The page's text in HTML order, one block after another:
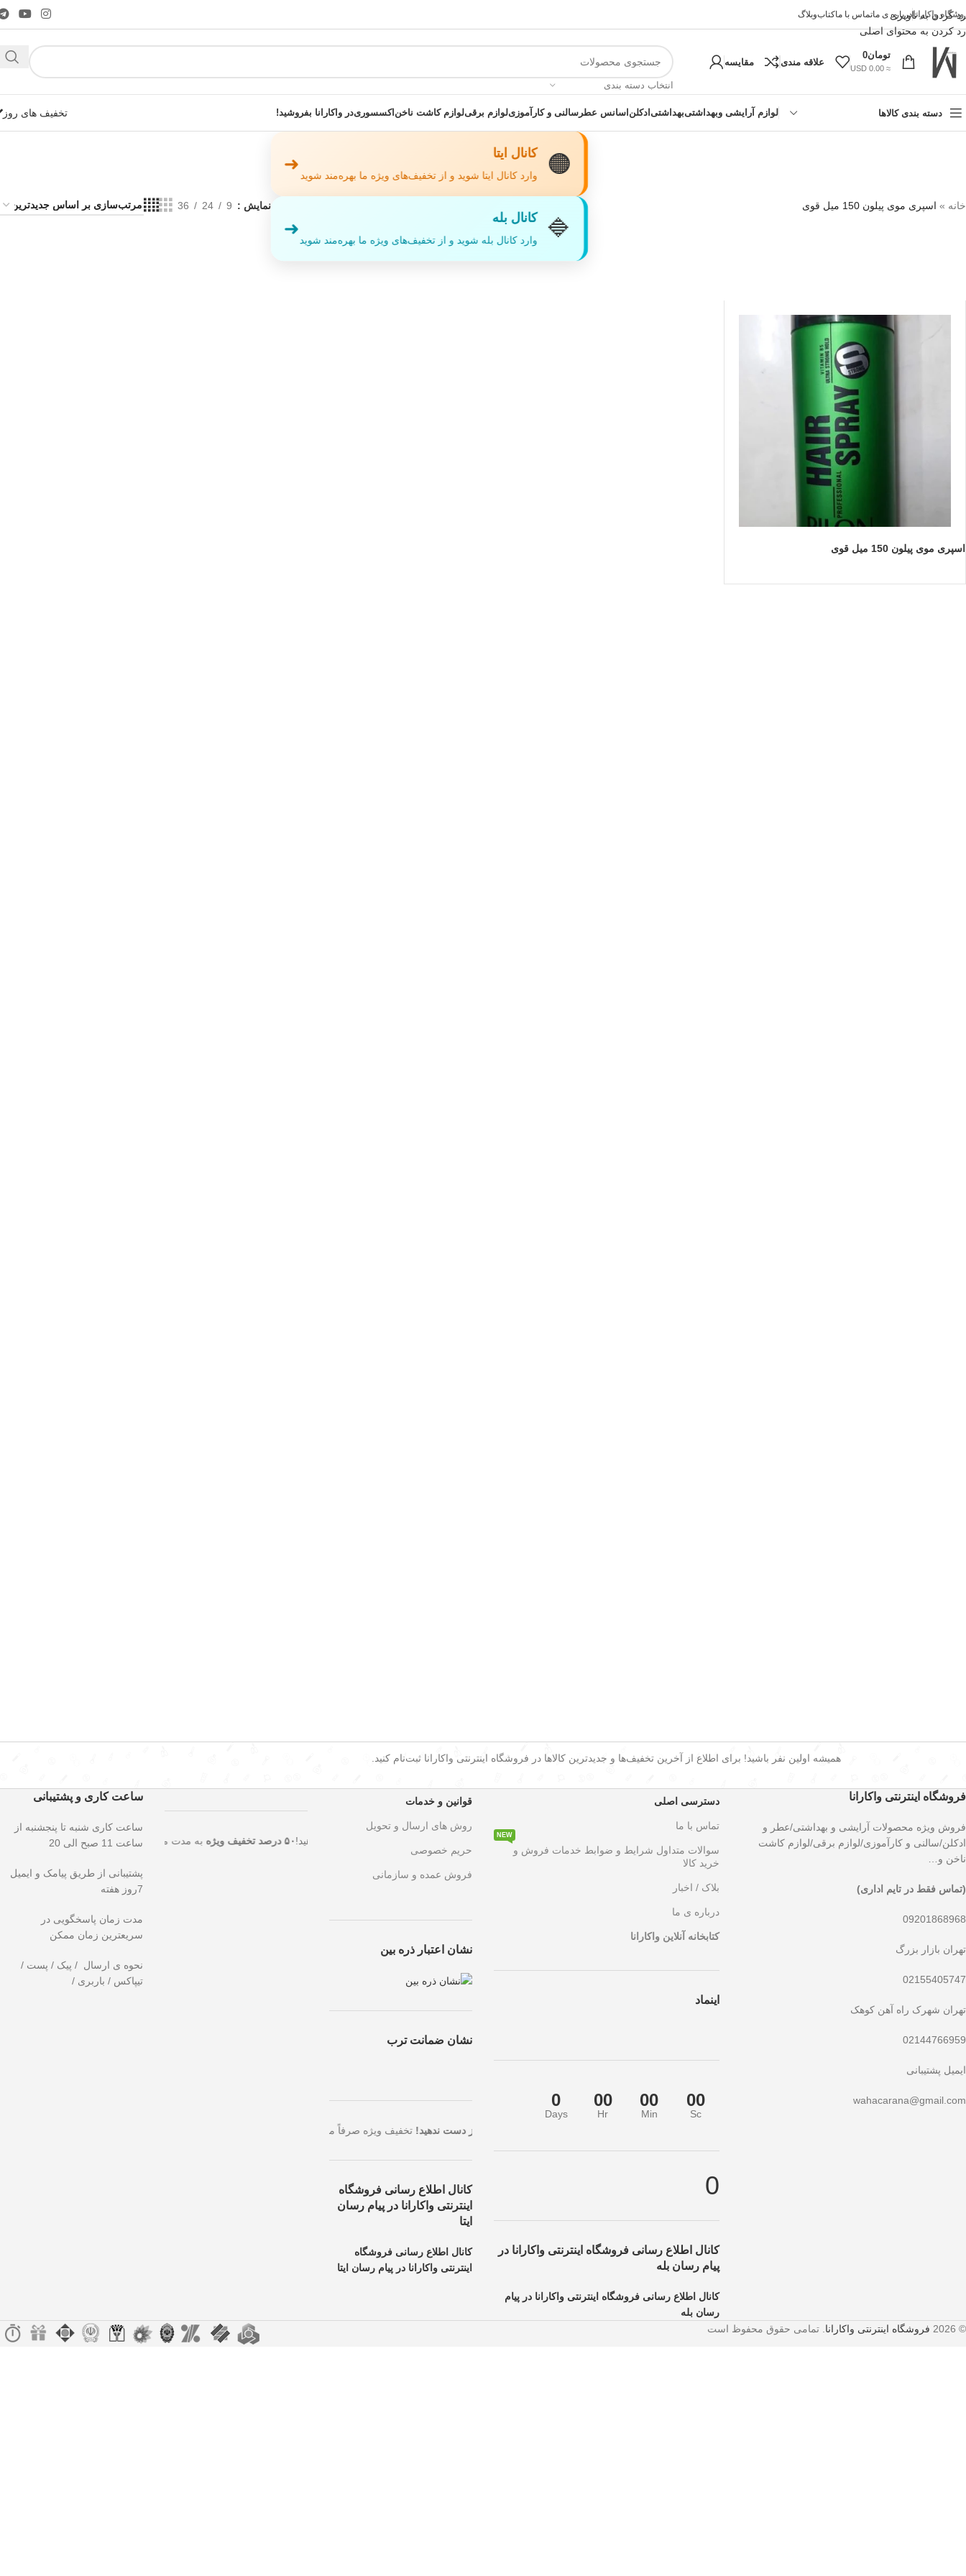
رد کردن به ناوبری
رد کردن به محتوای اصلی
!تجربه یک خرید عالی فرصت را از دست ندهید همین امروز از تخفیفات ویژه بهرمند شوید!
واکارانادرباره ی ماتماس با ماکتابوبلاگ
تومان0
≈ 0.00 USD
علاقه مندی مقایسه
انتخاب دسته بندی
دسته بندی کالاها لوازم آرایشی وبهداشتیبهداشتی ادکلن اسانس عطر سالنی و کارآموزیلوازم برقیلوازم کاشت ناخن اکسسوریدر واکارانا بفروشید! تخفیف های روز
خانه » اسپری موی پیلون 150 میل قوی
🟠 کانال ایتا
وارد کانال ایتا شوید و از تخفیف‌های ویژه ما بهره‌مند شوید
➜
🔷 کانال بله
وارد کانال بله شوید و از تخفیف‌های ویژه ما بهره‌مند شوید
➜
نمایش 9
24
36
اسپری موی پیلون 150 میل قوی
همیشه اولین نفر باشید! برای اطلاع از آخرین تخفیف‌ها و جدیدترین کالاها در فروشگاه اینترنتی واکارانا ثبت‌نام کنید.
فروشگاه اینترنتی واکارانا
فروش ویژه محصولات آرایشی و بهداشتی/عطر و
ادکلن/سالنی و کارآموزی/لوازم برقی/لوازم کاشت
ناخن و…
(تماس فقط در تایم اداری)
09201868968
تهران بازار بزرگ
02155405747
تهران شهرک راه آهن کوهک
02144766959
ایمیل پشتیبانی
wahacarana@gmail.com
دسترسی اصلی
تماس با ما
سوالات متداول شرایط و ضوابط خدمات فروش و
خرید کالا
NEW
بلاک / اخبار
درباره ی ما
کتابخانه آنلاین واکارانا
اینماد
0
Days
00
Hr
00
Min
00
Sc
0
کانال اطلاع رسانی فروشگاه اینترنتی واکارانا در
پیام رسان بله
کانال اطلاع رسانی فروشگاه اینترنتی واکارانا در پیام
رسان بله
قوانین و خدمات
روش های ارسال و تحویل
حریم خصوصی
فروش عمده و سازمانی
نشان اعتبار ذره بین
نشان ضمانت ترب
فرصت طلایی را از دست ندهید!تخفیف ویژه صرفاً مختص خریدهای امروز است. برای دریافت بهترین قیمت با بالاترین تخفیف، همین حالا سفارش خود را ثبت کنید.
کانال اطلاع رسانی فروشگاه
اینترنتی واکارانا در پیام رسان
ایتا
کانال اطلاع رسانی فروشگاه
اینترنتی واکارانا در پیام رسان ایتا
۵۰ درصد تخفیف ویژه به مدت محدود روی تمامی به مدت محدود روی تمامی محصولات. این فرصت استثنایی را از دست ندهید!
ساعت کاری و پشتیبانی
ساعت کاری شنبه تا پنجشنبه از
ساعت 11 صبح الی 20
پشتیبانی از طریق پیامک و ایمیل
7روز هفته
مدت زمان پاسخگویی در
سریعترین زمان ممکن
نحوه ی ارسال / پیک / پست /
تیپاکس / باربری /
© 2026 فروشگاه اینترنتی واکارانا . تمامی حقوق محفوظ است